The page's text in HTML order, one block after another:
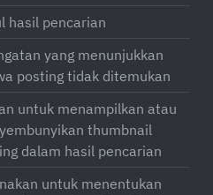
hasil pencarian
yang menunjukkan
posting tidak ditemukan
untuk menampilkan atau
thumbnail
dalam hasil pencarian
untuk menentukan